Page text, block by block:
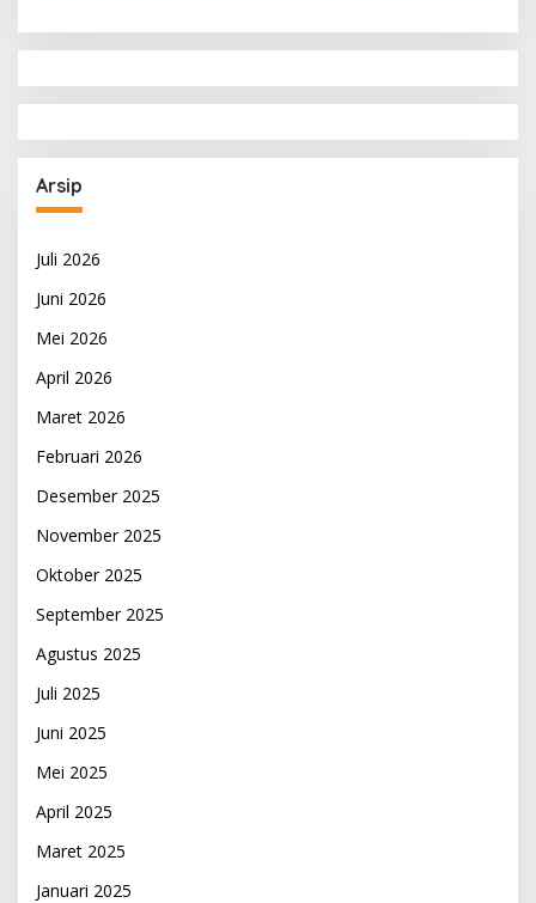
Arsip
Juli 2026
Juni 2026
Mei 2026
April 2026
Maret 2026
Februari 2026
Desember 2025
November 2025
Oktober 2025
September 2025
Agustus 2025
Juli 2025
Juni 2025
Mei 2025
April 2025
Maret 2025
Januari 2025